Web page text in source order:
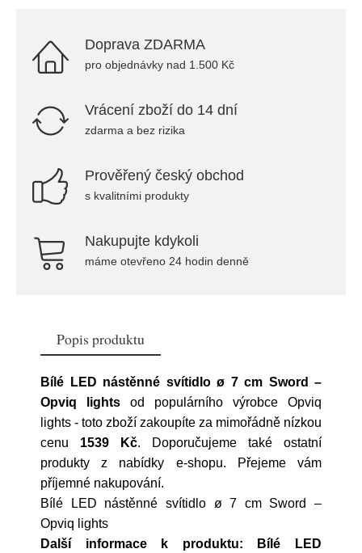
Doprava ZDARMA
pro objednávky nad 1.500 Kč
Vrácení zboží do 14 dní
zdarma a bez rizika
Prověřený český obchod
s kvalitními produkty
Nakupujte kdykoli
máme otevřeno 24 hodin denně
Popis produktu
Bílé LED nástěnné svítidlo ø 7 cm Sword –
Opviq lights od populárního výrobce Opviq
lights - toto zboží zakoupíte za mimořádně nízkou
cenu 1539 Kč. Doporučujeme také ostatní
produkty z nabídky e-shopu. Přejeme vám
příjemné nakupování.
Bílé LED nástěnné svítidlo ø 7 cm Sword –
Opviq lights
Další informace k produktu: Bílé LED